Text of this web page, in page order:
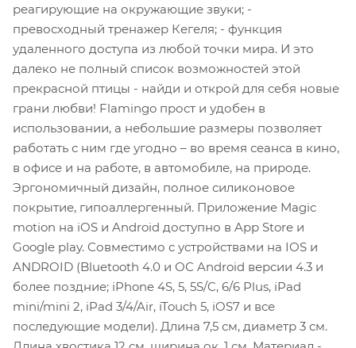
реагирующие на окружающие звуки; -
превосходный тренажер Кегеля; - функция
удаленного доступа из любой точки мира. И это
далеко не полный список возможностей этой
прекрасной птицы - найди и открой для себя новые
грани любви! Flamingo прост и удобен в
использовании, а небольшие размеры позволяет
работать с ним где угодно – во время сеанса в кино,
в офисе и на работе, в автомобиле, на природе.
Эргономичный дизайн, полное силиконовое
покрытие, гипоаллергенный. Приложение Magic
motion на iOS и Android доступно в App Store и
Google play. Совместимо с устройствами на IOS и
ANDROID (Bluetooth 4.0 и ОС Android версии 4.3 и
более поздние; iPhone 4S, 5, 5S/C, 6/6 Plus, iPad
mini/mini 2, iPad 3/4/Air, iTouch 5, iOS7 и все
последующие модели). Длина 7,5 см, диаметр 3 см.